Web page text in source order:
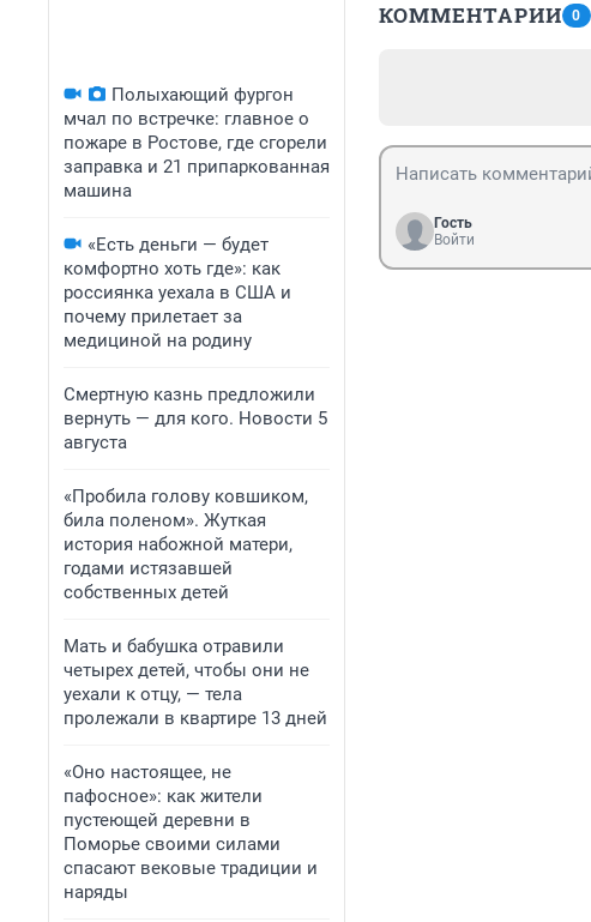
Полыхающий фургон
мчал по встречке: главное о
пожаре в Ростове, где сгорели
заправка и 21 припаркованная
машина
«Есть деньги — будет
комфортно хоть где»: как
россиянка уехала в США и
почему прилетает за
медициной на родину
Смертную казнь предложили
вернуть — для кого. Новости 5
августа
«Пробила голову ковшиком,
била поленом». Жуткая
история набожной матери,
годами истязавшей
собственных детей
Мать и бабушка отравили
четырех детей, чтобы они не
уехали к отцу, — тела
пролежали в квартире 13 дней
«Оно настоящее, не
пафосное»: как жители
пустеющей деревни в
Поморье своими силами
спасают вековые традиции и
наряды
КОММЕНТАРИИ 0
Гость
Войти